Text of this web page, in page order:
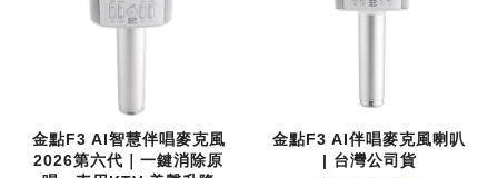
金點F3 AI智慧伴唱麥克風
2026第六代｜一鍵消除原
金點F3 AI伴唱麥克風喇叭
| 台灣公司貨